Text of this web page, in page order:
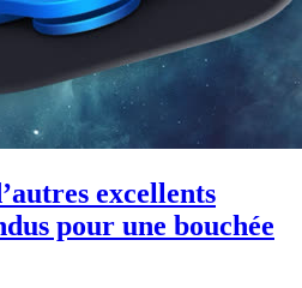
excellents
pour une bouchée